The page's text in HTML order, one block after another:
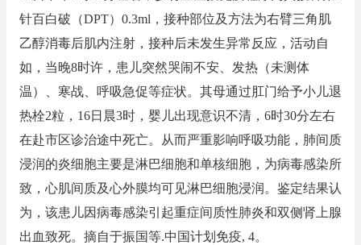
针百白破（DPT）0.3ml，接种部位及方法为右臂三角肌
乙醇消毒后肌内注射，接种后未发生异常反应，活动自
如，当晚8时许，患儿突然哭闹不安、发热（未测体
温）、寒战、呼吸急促等症状。其母通过肛门给予小儿退
热栓2粒，16日晨3时，婴儿出现意识不清，6时30分左右
在赴市区诊治途中死亡。从而严重影响呼吸功能，肺间质
浸润的炎细胞主要是淋巴细胞和单核细胞，为病毒感染所
致，心肌间质及心外膜均可见淋巴细胞浸润。鉴定结果认
为，该患儿因病毒感染引起重症间质性肺炎和双侧肾上腺
出血致死。摘自于振国等.中国计划免疫, 4。